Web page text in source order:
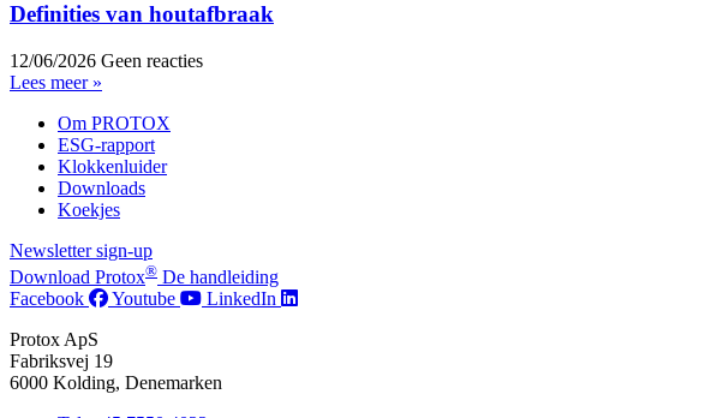
Definities van houtafbraak
12/06/2026 Geen reacties
Lees meer »
Om PROTOX
ESG-rapport
Klokkenluider
Downloads
Koekjes
Newsletter sign-up
Download Protox® De handleiding
Facebook
Youtube
LinkedIn
Protox ApS
Fabriksvej 19
6000 Kolding, Denemarken